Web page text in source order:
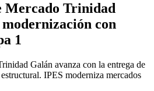
Mercado Trinidad
con
1
Galán avanza con la entrega de
IPES moderniza mercados